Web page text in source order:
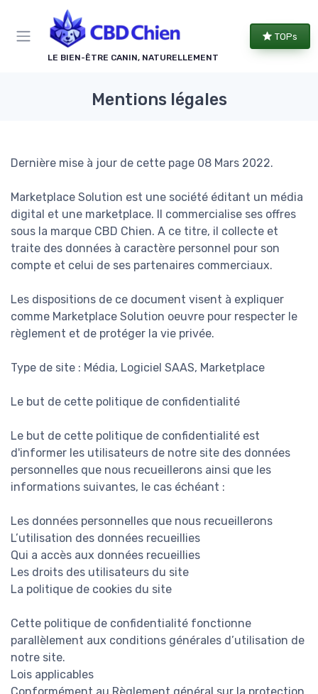
LE BIEN-ÊTRE CANIN, NATURELLEMENT
TOPs
Mentions légales
Dernière mise à jour de cette page 08 Mars 2022.
Marketplace Solution est une société éditant un média
digital et une marketplace. Il commercialise ses offres
sous la marque CBD Chien. A ce titre, il collecte et
traite des données à caractère personnel pour son
compte et celui de ses partenaires commerciaux.
Les dispositions de ce document visent à expliquer
comme Marketplace Solution oeuvre pour respecter le
règlement et de protéger la vie privée.
Type de site : Média, Logiciel SAAS, Marketplace
Le but de cette politique de confidentialité
Le but de cette politique de confidentialité est
d'informer les utilisateurs de notre site des données
personnelles que nous recueillerons ainsi que les
informations suivantes, le cas échéant :
Les données personnelles que nous recueillerons
L’utilisation des données recueillies
Qui a accès aux données recueillies
Les droits des utilisateurs du site
La politique de cookies du site
Cette politique de confidentialité fonctionne
parallèlement aux conditions générales d’utilisation de
notre site.
Lois applicables
Panneau de gestion des cookies